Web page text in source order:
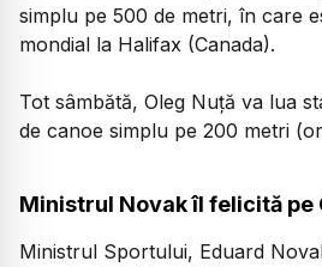
simplu pe 500 de metri, în care
mondial la Halifax (Canada).
Tot sâmbătă, Oleg Nuţă va lua
de canoe simplu pe 200 metri
Ministrul Novak îl felicită pe
Ministrul Sportului, Eduard